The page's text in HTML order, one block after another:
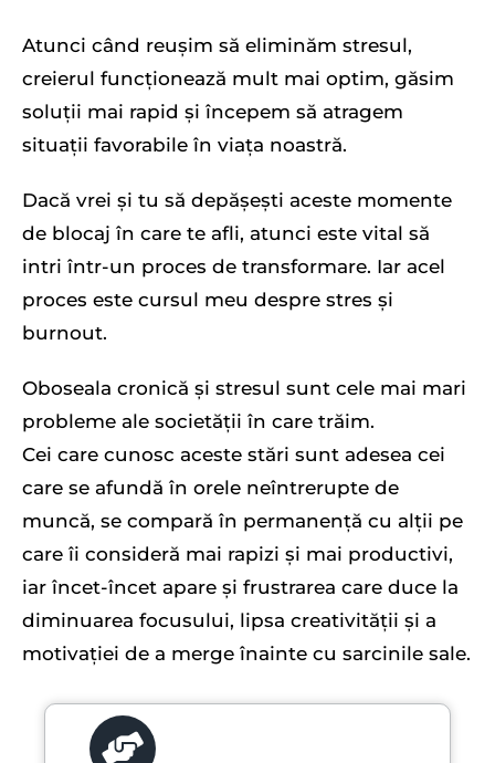
Atunci când reușim să eliminăm stresul,
creierul funcționează mult mai optim, găsim
soluții mai rapid și începem să atragem
situații favorabile în viața noastră.
Dacă vrei și tu să depășești aceste momente
de blocaj în care te afli, atunci este vital să
intri într-un proces de transformare. Iar acel
proces este cursul meu despre stres și
burnout.
Oboseala cronică și stresul sunt cele mai mari
probleme ale societății în care trăim.
Cei care cunosc aceste stări sunt adesea cei
care se afundă în orele neîntrerupte de
muncă, se compară în permanență cu alții pe
care îi consideră mai rapizi și mai productivi,
iar încet-încet apare și frustrarea care duce la
diminuarea focusului, lipsa creativității și a
motivației de a merge înainte cu sarcinile sale.